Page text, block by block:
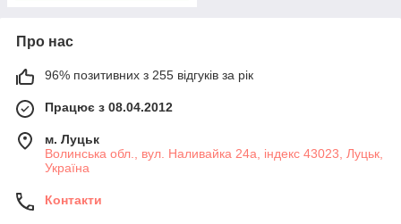
Про нас
96% позитивних з 255 відгуків за рік
Працює з 08.04.2012
м. Луцьк
Волинська обл., вул. Наливайка 24а, індекс 43023, Луцьк,
Україна
Контакти